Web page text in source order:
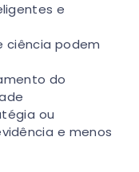
e
ciência podem
do
ou
e menos